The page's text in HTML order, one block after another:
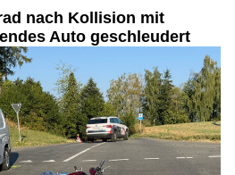
nach Kollision mit
Auto geschleudert